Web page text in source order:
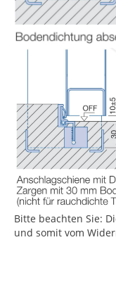
Bitte beachten Sie:
und somit vom